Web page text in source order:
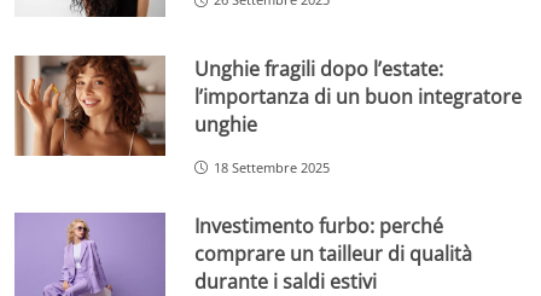
Unghie fragili dopo l’estate:
l’importanza di un buon integratore
unghie
18 Settembre 2025
Investimento furbo: perché
comprare un tailleur di qualità
durante i saldi estivi